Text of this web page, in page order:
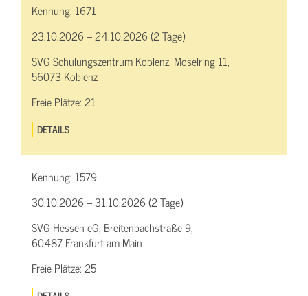
Kennung: 1671
23.10.2026 – 24.10.2026 (2 Tage)
SVG Schulungszentrum Koblenz, Moselring 11,
56073 Koblenz
Freie Plätze:21
DETAILS
Kennung: 1579
30.10.2026 – 31.10.2026 (2 Tage)
SVG Hessen eG, Breitenbachstraße 9,
60487 Frankfurt am Main
Freie Plätze:25